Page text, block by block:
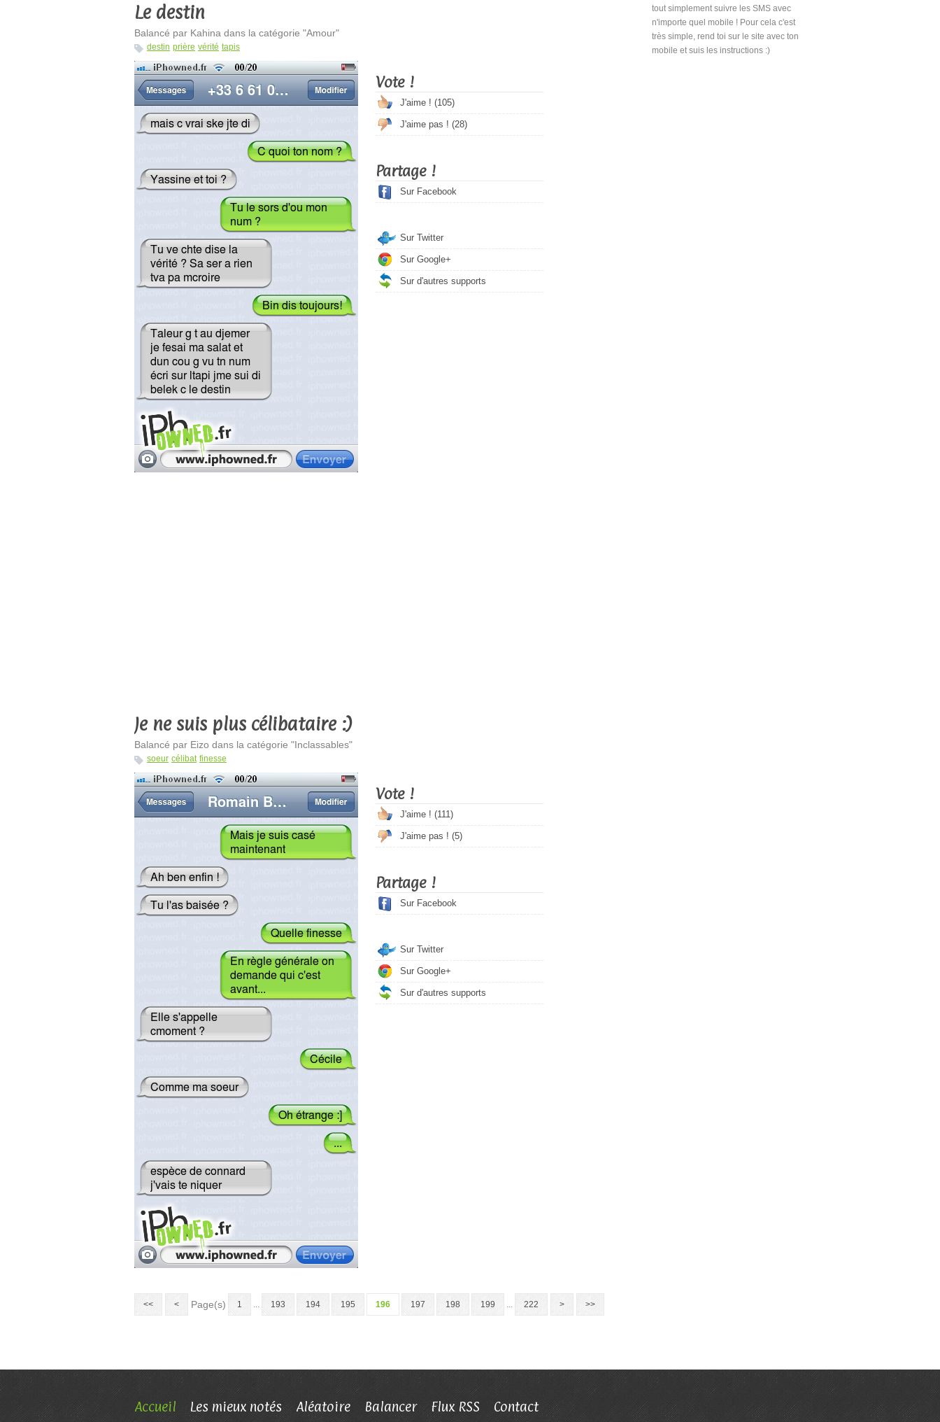
Le destin
Balancé par Kahina dans la catégorie "Amour"
destin prière vérité tapis
Vote !
J'aime ! (105)
J'aime pas ! (28)
Partage !
Sur Facebook
Sur Twitter
Sur Google+
Sur d'autres supports
Je ne suis plus célibataire :)
Balancé par Eizo dans la catégorie "Inclassables"
soeur célibat finesse
Vote !
J'aime ! (111)
J'aime pas ! (5)
Partage !
Sur Facebook
Sur Twitter
Sur Google+
Sur d'autres supports
<< < Page(s) 1 ... 193 194 195 196 197 198 199 ... 222 > >>
tout simplement suivre les SMS avec
n'importe quel mobile ! Pour cela c'est
très simple, rend toi sur le site avec ton
mobile et suis les instructions :)
Accueil Les mieux notés Aléatoire Balancer Flux RSS Contact